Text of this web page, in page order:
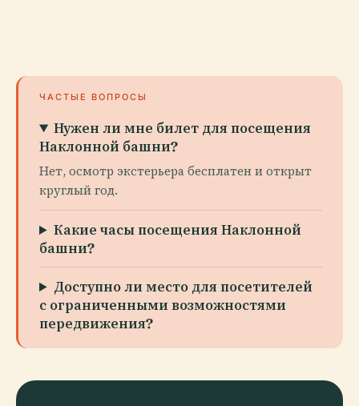
ЧАСТЫЕ ВОПРОСЫ
Нужен ли мне билет для посещения
Наклонной башни?
Нет, осмотр экстерьера бесплатен и открыт
круглый год.
Какие часы посещения Наклонной
башни?
Доступно ли место для посетителей
с ограниченными возможностями
передвижения?